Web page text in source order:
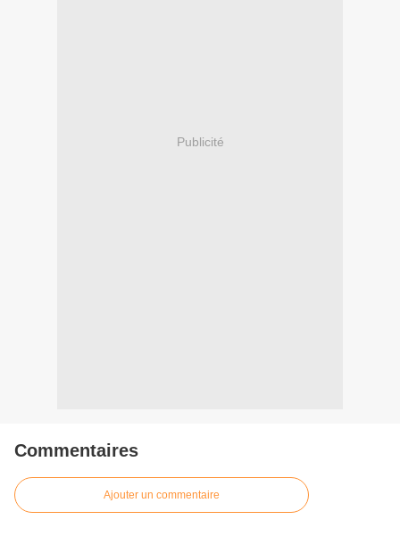
Publicité
Commentaires
Ajouter un commentaire